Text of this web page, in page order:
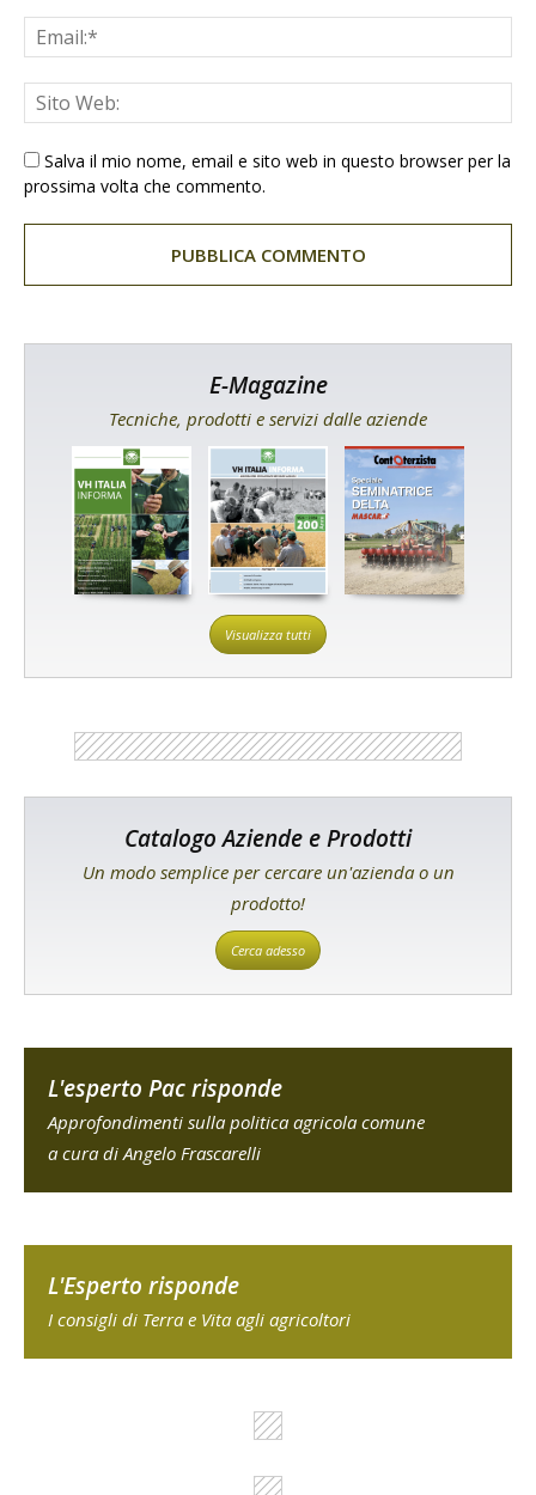
Salva il mio nome, email e sito web in questo browser per la
prossima volta che commento.
E-Magazine
Tecniche, prodotti e servizi dalle aziende
Visualizza tutti
Catalogo Aziende e Prodotti
Un modo semplice per cercare un'azienda o un
prodotto!
Cerca adesso
L'esperto Pac risponde
Approfondimenti sulla politica agricola comune
a cura di Angelo Frascarelli
L'Esperto risponde
I consigli di Terra e Vita agli agricoltori